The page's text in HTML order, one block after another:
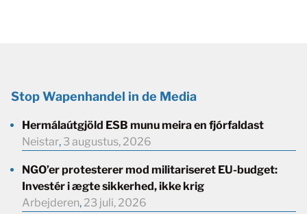
Stop Wapenhandel in de Media
Hermálaútgjöld ESB munu meira en fjórfaldast
Neistar, 3 augustus, 2026
NGO’er protesterer mod militariseret EU-budget:
Investér i ægte sikkerhed, ikke krig
Arbejderen, 23 juli, 2026